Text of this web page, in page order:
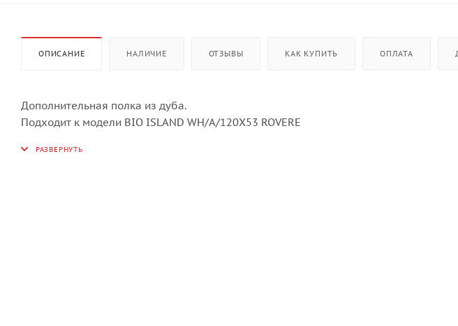
ОПИСАНИЕ НАЛИЧИЕ ОТЗЫВЫ КАК КУПИТЬ ОПЛАТА
Дополнительная полка из дуба.
Подходит к модели BIO ISLAND WH/A/120X53 ROVERE